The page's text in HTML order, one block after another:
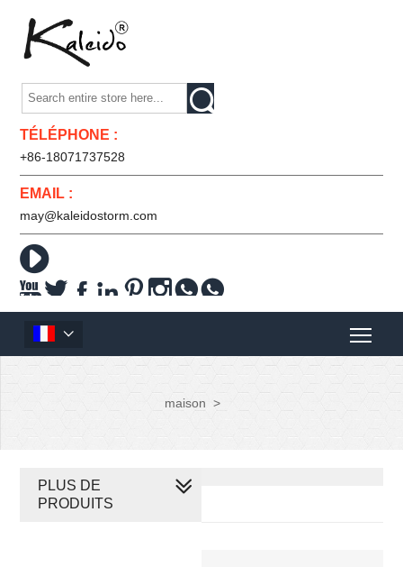

TÉLÉPHONE :
+86-18071737528
EMAIL :
may@kaleidostorm.com

     

maison >
PLUS DE
PRODUITS